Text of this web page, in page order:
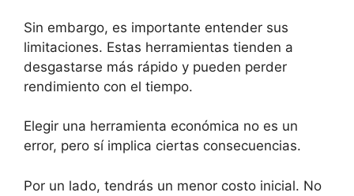
Sin embargo, es importante entender sus
limitaciones. Estas herramientas tienden a
desgastarse más rápido y pueden perder
rendimiento con el tiempo.
Elegir una herramienta económica no es un
error, pero sí implica ciertas consecuencias.
Por un lado, tendrás un menor costo inicial. No